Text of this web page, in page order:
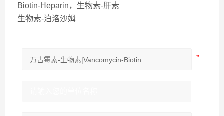
Biotin-Heparin，生物素-肝素
生物素-泊洛沙姆